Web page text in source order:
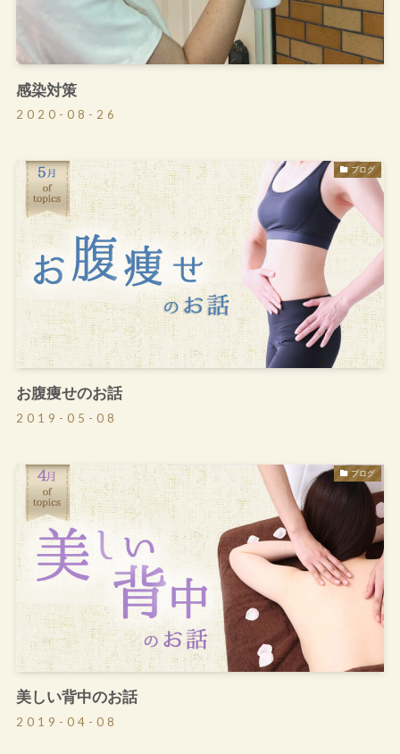
感染対策
2020-08-26
ブログ
お腹痩せのお話
2019-05-08
ブログ
美しい背中のお話
2019-04-08